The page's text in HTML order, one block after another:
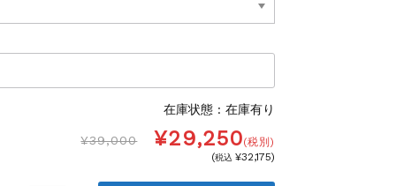
在庫状態 : 在庫有り
¥39,000 ¥29,250(税別)
(税込 ¥32,175)